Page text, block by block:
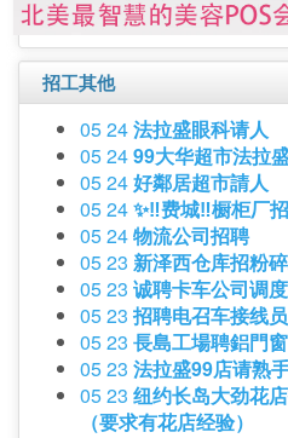
招工其他
05 24法拉盛眼科请人
05 2499大华超市法拉
05 24好鄰居超市請人
05 24✨‼️费城‼️橱柜厂
05 24物流公司招聘
05 23 新泽西仓库招粉
05 23 诚聘卡车公司调
05 23 招聘电召车接线员
05 23 長島工場聘鋁門
05 23 法拉盛99店请熟
05 23 纽约长岛大劲花
（要求有花店经验）